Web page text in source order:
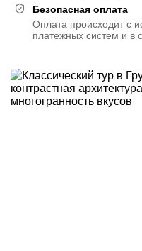
Безопасная оплата
Оплата происходит с
платежных систем и в